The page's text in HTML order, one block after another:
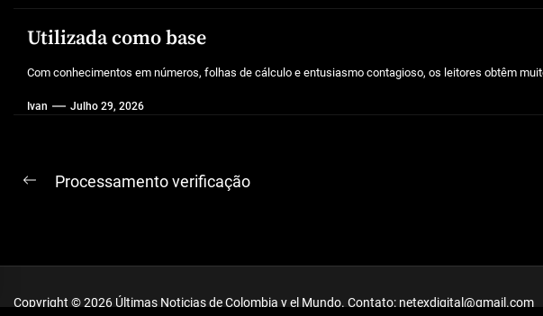
Utilizada como base
Com conhecimentos em números, folhas de cálculo e entusiasmo contagioso, os leitores obtêm
Ivan Julho 29, 2026
Navegação
Previous
Processamento verificação
Copyright © 2026 Últimas Noticias de Colombia y el Mundo. Contato: netexdigital@gmail.com